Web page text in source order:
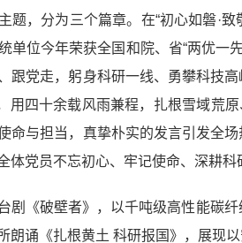
题，分为三个篇章。在“初心如磐·
位今年荣获全国和院、省“两优一
跟党走，躬身科研一线、勇攀科技
用四十余载风雨兼程，扎根雪域荒
命与担当，真挚朴实的发言引发全
党员不忘初心、牢记使命、深耕科
剧《破壁者》，以千吨级高性能
朗诵《扎根黄土 科研报国》，展现